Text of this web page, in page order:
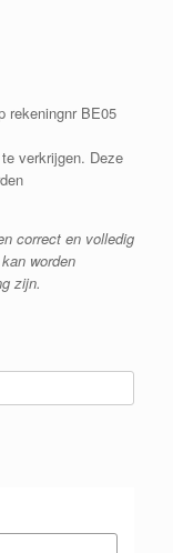
rekeningnr BE05
verkrijgen. Deze
correct en volledig
worden
zijn.